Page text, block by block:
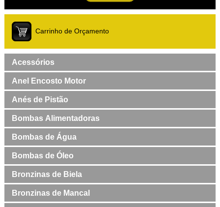
Carrinho de Orçamento
Acessórios
Anel Encosto Motor
Anés de Pistão
Bombas Alimentadoras
Bombas de Água
Bombas de Óleo
Bronzinas de Biela
Bronzinas de Mancal